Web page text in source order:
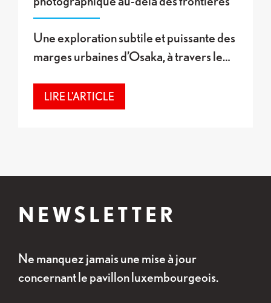
Une exploration subtile et puissante des
marges urbaines d’Osaka, à travers le…
LIRE L'ARTICLE
NEWSLETTER
Ne manquez jamais une mise à jour
concernant le pavillon luxembourgeois.